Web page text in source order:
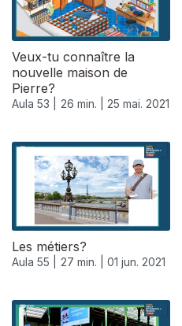
Veux-tu connaître la
nouvelle maison de
Pierre?
Aula 53 | 26 min. | 25 mai. 2021
Les métiers?
Aula 55 | 27 min. | 01 jun. 2021
551757